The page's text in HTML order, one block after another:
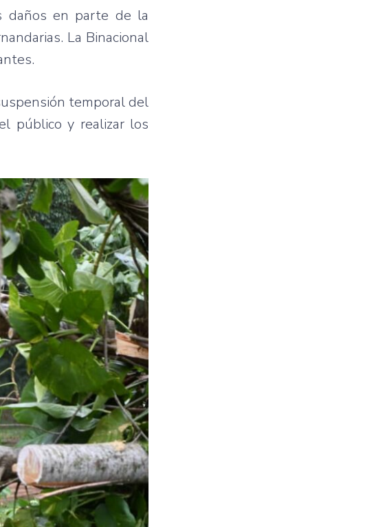
daños en parte de la
La Binacional
temporal del
público y realizar los